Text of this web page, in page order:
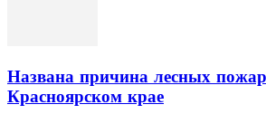
Названа причина лесных
Красноярском крае